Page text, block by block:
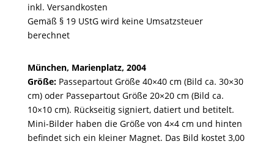
bis
99,00 €
inkl. Versandkosten
Gemäß § 19 UStG wird keine Umsatzsteuer
berechnet
München, Marienplatz, 2004
Größe:Passepartout Größe 40×40 cm (Bild ca. 30×30
cm) oder Passepartout Größe 20×20 cm (Bild ca.
10×10 cm). Rückseitig signiert, datiert und betitelt.
Mini-Bilder haben die Größe von 4×4 cm und hinten
befindet sich ein kleiner Magnet. Das Bild kostet 3,00